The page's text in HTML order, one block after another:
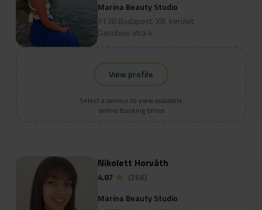
View profile
Select a service to view available
online booking times
Marina Beauty Studio
1138 Budapest, XIII. kerület
Danubius utca 4.
Nikolett Horváth
4.87
(266)
Marina Beauty Studio